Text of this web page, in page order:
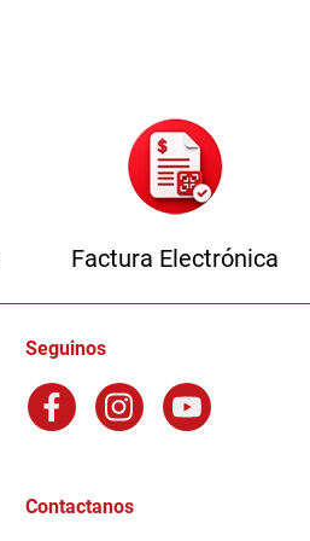
Factura Electrónica
Seguinos
Contactanos